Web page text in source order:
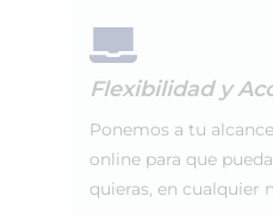
Flexibilidad y
Ponemos a tu
online para que
quieras, en cualquier